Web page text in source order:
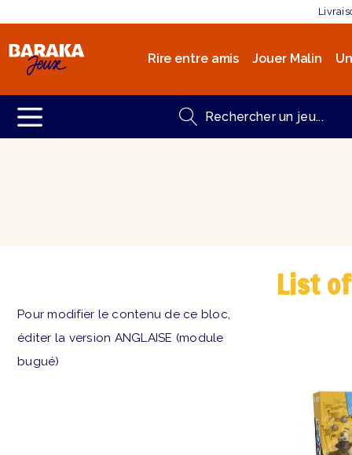
Rire entre amis Jouer Malin
Pour modifier le contenu de ce bloc,
éditer la version ANGLAISE (module
bugué)
List